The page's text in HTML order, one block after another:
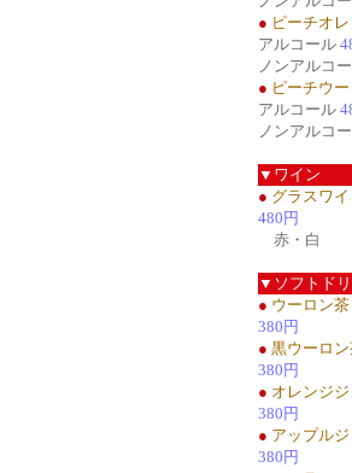
● ピーチオ
アルコール
ノンアルコ
● ピーチウ
アルコール
ノンアルコ
▼ワイン
● グラスワ
480円
赤・白
▼ソフトド
● ウーロン茶
380円
● 黒ウーロ
380円
● オレンジ
380円
● アップル
380円